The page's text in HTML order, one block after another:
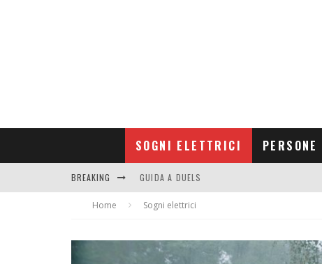
SOGNI ELETTRICI PERSONE
BREAKING GUIDA A DUELS
CONTRIBUTORS
Home Sogni elettrici